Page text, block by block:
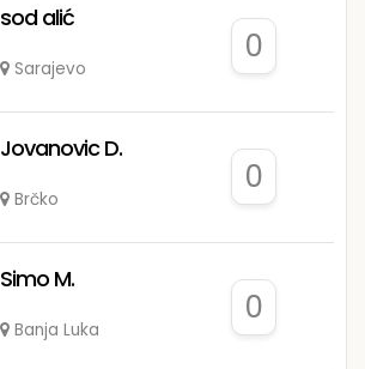
sod alić
Sarajevo
0
Jovanovic D.
Brčko
0
Simo M.
Banja Luka
0